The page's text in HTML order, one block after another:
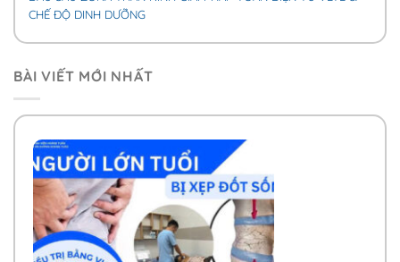
CHẾ ĐỘ DINH DƯỠNG
BÀI VIẾT MỚI NHẤT